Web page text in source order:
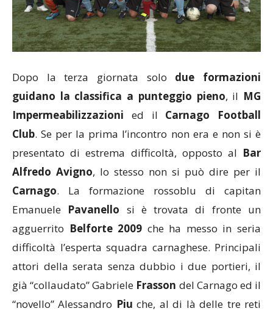
Dopo la terza giornata solo due formazioni
guidano la classifica a punteggio pieno, il MG
Impermeabilizzazioni ed il Carnago Football
Club. Se per la prima l’incontro non era e non si è
presentato di estrema difficoltà, opposto al Bar
Alfredo Avigno, lo stesso non si può dire per il
Carnago. La formazione rossoblu di capitan
Emanuele Pavanello si è trovata di fronte un
agguerrito Belforte 2009 che ha messo in seria
difficoltà l’esperta squadra carnaghese. Principali
attori della serata senza dubbio i due portieri, il
già “collaudato” Gabriele Frasson del Carnago ed il
“novello” Alessandro Piu che, al di là delle tre reti